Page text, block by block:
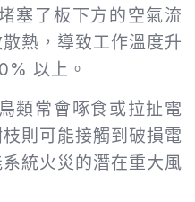
塞了板下方的空氣流
熱，導致工作溫度升
以上。
類常會啄食或拉扯電
則可能接觸到破損電
統火災的潛在重大風